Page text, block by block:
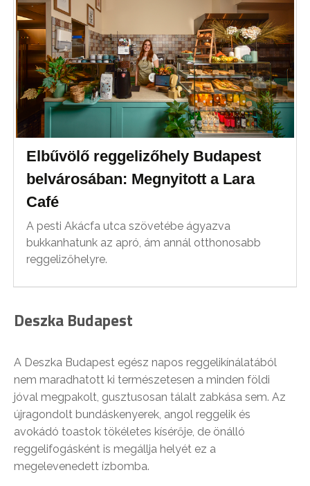
Elbűvölő reggelizőhely Budapest
belvárosában: Megnyitott a Lara
Café
A pesti Akácfa utca szövetébe ágyazva
bukkanhatunk az apró, ám annál otthonosabb
reggelizőhelyre.
Deszka Budapest
A Deszka Budapest egész napos reggelikínálatából
nem maradhatott ki természetesen a minden földi
jóval megpakolt, gusztusosan tálalt zabkása sem. Az
újragondolt bundáskenyerek, angol reggelik és
avokádó toastok tökéletes kísérője, de önálló
reggelifogásként is megállja helyét ez a
megelevenedett ízbomba.